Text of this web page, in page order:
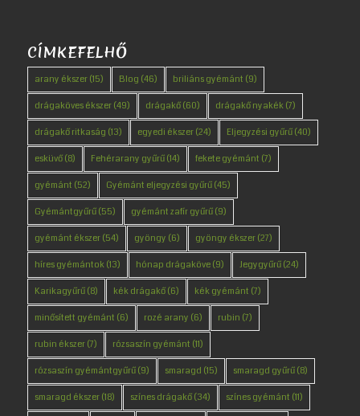
CÍMKEFELHŐ
arany ékszer(15) Blog (46) briliáns gyémánt (9)
drágaköves ékszer(49) drágakő(60) drágakő nyakék(7)
drágakő ritkaság (13) egyedi ékszer(24) Eljegyzési gyűrű(40)
esküvő(8) Fehérarany gyűrű(14) fekete gyémánt (7)
gyémánt (52) Gyémánt eljegyzési gyűrű(45)
Gyémántgyűrű(55) gyémánt zafír gyűrű(9)
gyémánt ékszer(54) gyöngy (6) gyöngy ékszer(27)
híres gyémántok(13) hónap drágaköve(9) Jegygyűrű(24)
Karikagyűrű(8) kék drágakő(6) kék gyémánt (7)
minősített gyémánt (6) rozé arany (6) rubin (7)
rubin ékszer(7) rózsaszín gyémánt (11)
rózsaszín gyémántgyűrű(9) smaragd (15) smaragd gyűrű(8)
smaragd ékszer(18) színes drágakő(34) színes gyémánt (11)